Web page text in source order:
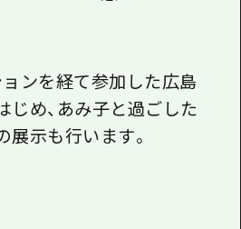
ョンを経て参加した広島
じめ、あみ子と過ごした
示も行います。